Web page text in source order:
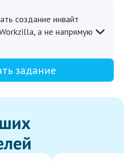
создание инвайт
а не напрямую
задание